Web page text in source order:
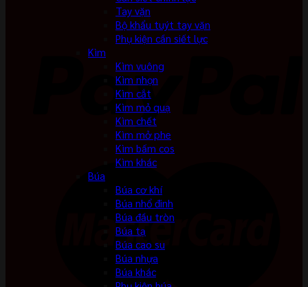
Tay vặn
Bộ khẩu tuýt tay vặn
Phụ kiện cần siết lực
Kìm
Kìm vuông
Kìm nhọn
Kìm cắt
Kìm mỏ quạ
Kìm chết
Kìm mở phe
Kìm bấm cos
Kìm khác
Búa
Búa cơ khí
Búa nhổ đinh
Búa đầu tròn
Búa tạ
Búa cao su
Búa nhựa
Búa khác